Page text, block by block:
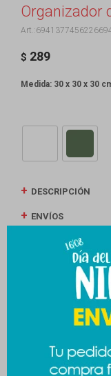
Organizador
$ 289
Medida: 30 x 30 x 30
DESCRIPCIÓN
ENVÍOS
CAMBIOS Y
MEDIOS DE PAGO